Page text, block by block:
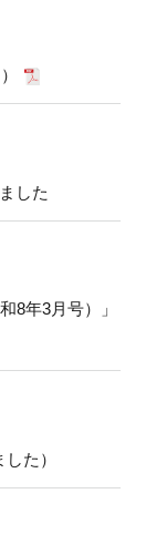
した
8年3月号）」
た）